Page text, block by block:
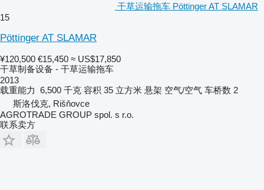
干草运输拖车 Pöttinger AT SLAMAR
15
Pöttinger AT SLAMAR
¥120,500 €15,450 ≈ US$17,850
干草制备设备 - 干草运输拖车
2013
载重能力 6,500 千克 容积 35 立方米 悬架 空气/空气 车桥数 2
斯洛伐克, Rišňovce
AGROTRADE GROUP spol. s r.o.
联系卖方